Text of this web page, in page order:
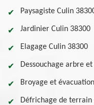
Paysagiste Culin
Jardinier Culin 38300
Elagage Culin 38300
Dessouchage arbre
Broyage et
Défrichage de terrain